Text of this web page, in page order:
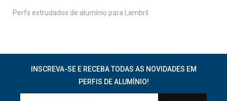
Perfs extrudados de alumínio para Lambril
INSCREVA-SE E RECEBA TODAS AS NOVIDADES EM
PERFIS DE ALUMÍNIO!